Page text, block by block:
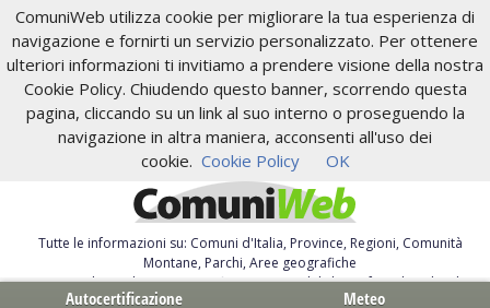
ComuniWeb utilizza cookie per migliorare la tua esperienza di
navigazione e fornirti un servizio personalizzato. Per ottenere
ulteriori informazioni ti invitiamo a prendere visione della nostra
Cookie Policy. Chiudendo questo banner, scorrendo questa
pagina, cliccando su un link al suo interno o proseguendo la
navigazione in altra maniera, acconsenti all'uso dei
cookie. Cookie Policy OK
Tutte le informazioni su: Comuni d'Italia, Province, Regioni, Comunità
Montane, Parchi, Aree geografiche
Servizi al Cittadino. Autocertificazione, moduli, leggi, free download
Autocertificazione
Meteo